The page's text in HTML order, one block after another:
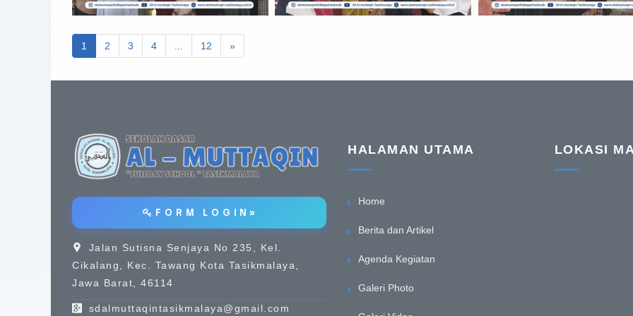
1 2 3 4 12 »
F O R M L O G I N »
Jalan Sutisna Senjaya No 235, Kel.
Cikalang, Kec. Tawang Kota Tasikmalaya,
Jawa Barat, 46114
sdalmuttaqintasikmalaya@gmail.com
HALAMAN UTAMA
Home
Berita dan Artikel
Agenda Kegiatan
Galeri Photo
LOKASI